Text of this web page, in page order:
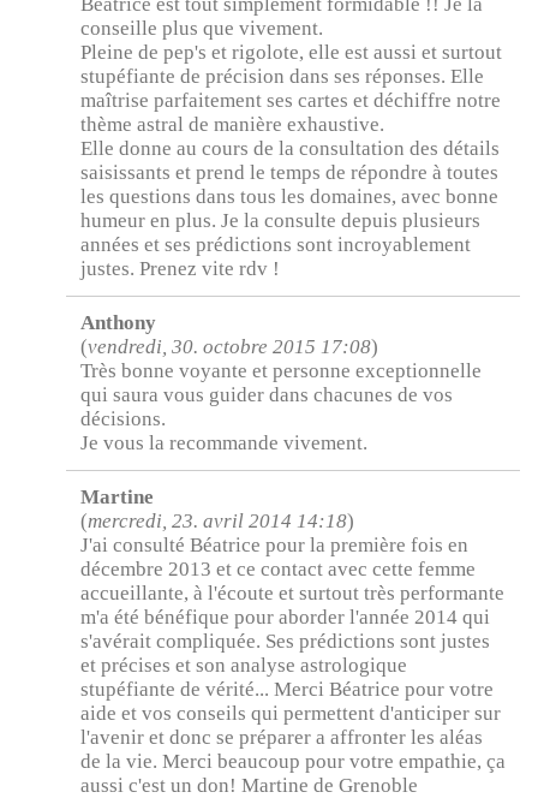
conseille plus que vivement.
Pleine de pep's et rigolote, elle est aussi et surtout
stupéfiante de précision dans ses réponses. Elle
maîtrise parfaitement ses cartes et déchiffre notre
thème astral de manière exhaustive.
Elle donne au cours de la consultation des détails
saisissants et prend le temps de répondre à toutes
les questions dans tous les domaines, avec bonne
humeur en plus. Je la consulte depuis plusieurs
années et ses prédictions sont incroyablement
justes. Prenez vite rdv !
Anthony
(vendredi, 30. octobre 2015 17:08)
Très bonne voyante et personne exceptionnelle
qui saura vous guider dans chacunes de vos
décisions.
Je vous la recommande vivement.
Martine
(mercredi, 23. avril 2014 14:18)
J'ai consulté Béatrice pour la première fois en
décembre 2013 et ce contact avec cette femme
accueillante, à l'écoute et surtout très performante
m'a été bénéfique pour aborder l'année 2014 qui
s'avérait compliquée. Ses prédictions sont justes
et précises et son analyse astrologique
stupéfiante de vérité... Merci Béatrice pour votre
aide et vos conseils qui permettent d'anticiper sur
l'avenir et donc se préparer a affronter les aléas
de la vie. Merci beaucoup pour votre empathie, ça
aussi c'est un don! Martine de Grenoble